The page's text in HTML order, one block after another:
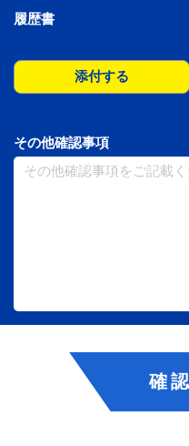
履歴書
添付する
その他確認事項